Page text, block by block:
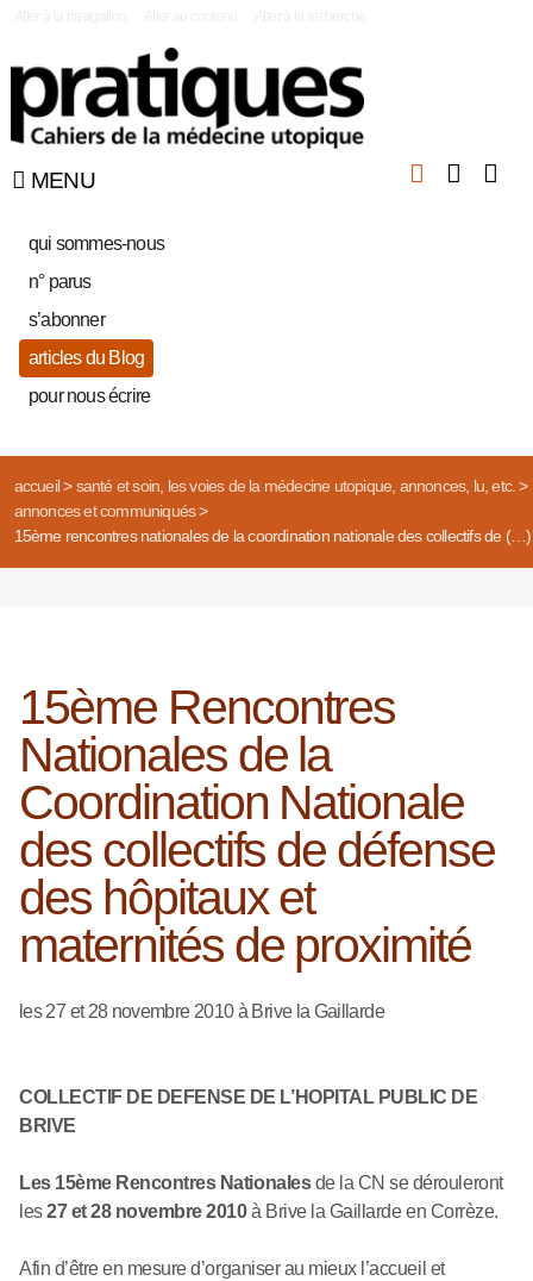
MENU
qui sommes-nous
n° parus
s’abonner
articles du Blog
pour nous écrire
accueil> santé et soin, les voies de la médecine utopique, annonces, lu, etc.>
annonces et communiqués>
15ème rencontres nationales de la coordination nationale des collectifs de (…)
15ème Rencontres
Nationales de la
Coordination Nationale
des collectifs de défense
des hôpitaux et
maternités de proximité
les 27 et 28 novembre 2010 à Brive la Gaillarde
COLLECTIF DE DEFENSE DE L’HOPITAL PUBLIC DE
BRIVE
Les 15ème Rencontres Nationalesde la CN se dérouleront
les27 et 28 novembre 2010à Brive la Gaillarde en Corrèze.
Afin d’être en mesure d’organiser au mieux l’accueil et